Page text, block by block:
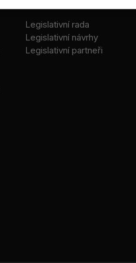
Legislativní rada
Legislativní návrhy
Legislativní partneři